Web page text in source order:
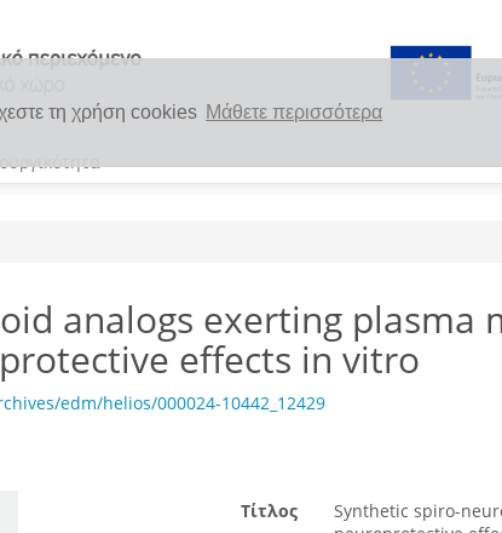
τη χρήση cookies Μάθετε περισσότερα
analogs exerting plasma
effects in vitro
edm/helios/000024-10442_12429
Τίτλος
Synthetic spiro-